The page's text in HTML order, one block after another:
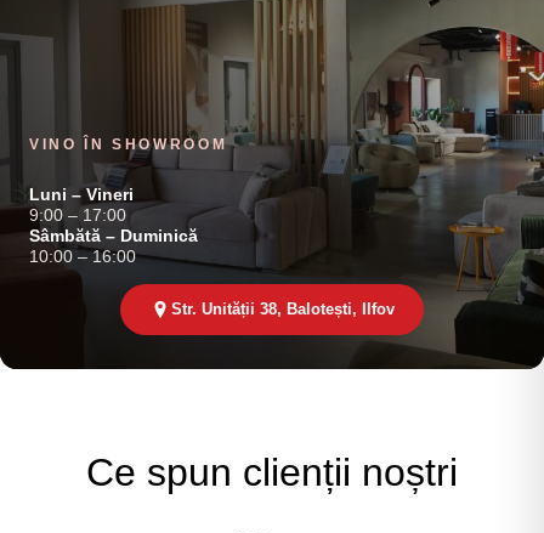
VINO ÎN SHOWROOM
Luni – Vineri
9:00 – 17:00
Sâmbătă – Duminică
10:00 – 16:00
Str. Unității 38, Balotești, Ilfov
Ce spun clienții noștri